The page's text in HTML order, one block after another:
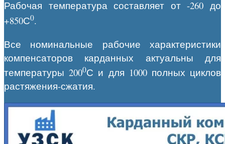
Рабочая температура составляет от -260 до
+850С0.
Все номинальные рабочие характеристики
компенсаторов карданных актуальны для
температуры 2000С и для 1000 полных циклов
растяжения-сжатия.